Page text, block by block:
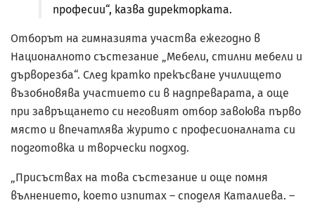
професии“, казва директорката.
Отборът на гимназията участва ежегодно в
Националното състезание „Мебели, стилни мебели и
дърворезба“. След кратко прекъсване училището
възобновява участието си в надпреварата, а още
при завръщането си неговият отбор завоюва първо
място и впечатлява журито с професионалната си
подготовка и творчески подход.
„Присъствах на това състезание и още помня
вълнението, което изпитах – споделя Каталиева. –